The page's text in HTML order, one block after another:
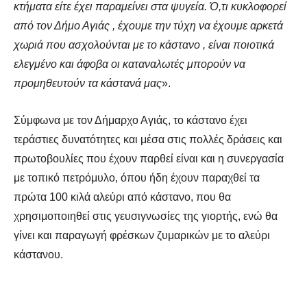
κτήματα είτε έχει παραμείνει στα ψυγεία. Ό,τι κυκλοφορεί
από τον Δήμο Αγιάς , έχουμε την τύχη να έχουμε αρκετά
χωριά που ασχολούνται με το κάστανο , είναι ποιοτικά
ελεγμένο και άφοβα οι καταναλωτές μπορούν να
προμηθευτούν τα κάστανά μας».
Σύμφωνα με τον Δήμαρχο Αγιάς, το κάστανο έχει
τεράστιες δυνατότητες και μέσα στις πολλές δράσεις και
πρωτοβουλίες που έχουν παρθεί είναι και η συνεργασία
με τοπικό πετρόμυλο, όπου ήδη έχουν παραχθεί τα
πρώτα 100 κιλά αλεύρι από κάστανο, που θα
χρησιμοποιηθεί στις γευσιγνωσίες της γιορτής, ενώ θα
γίνει και παραγωγή φρέσκων ζυμαρικών με το αλεύρι
κάστανου.